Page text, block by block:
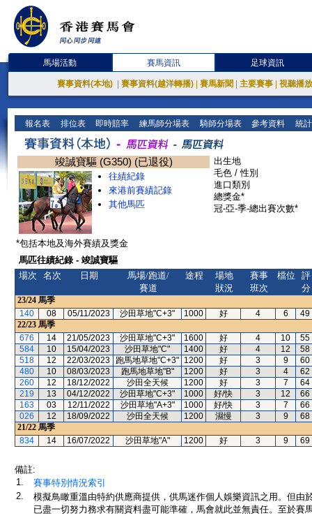
馬場活動 賽馬資訊 足球資訊
賽事資料(本地) 賽事資料(越洋轉播) 賽馬新聞 主要賽事 視聽播
報名表 排位表 即時賠率 練馬師分場表 騎師分場表 參考資料 統
竣誠寶驅 (G350) (已退役)
往績紀錄
來港前賽績記錄
其他馬匹
出生地
毛色 / 性別
進口類別
總獎金*
冠-亞-季-總出賽次數*
*包括本地及海外賽績及獎金
馬匹往績紀錄 - 竣誠寶驅
場次
名次 日期
馬場/跑道/
賽道
途程
場地
狀況
賽事
班次
檔位
評
分
23/24 馬季
140
08 05/11/2023 沙田草地"C+3" 1000 好 4 6
49
22/23 馬季
676
14 21/05/2023 沙田草地"C+3" 1600 好 4 10
55
584
10 15/04/2023 沙田草地"C" 1400 好 4 12
58
518
12 22/03/2023 跑馬地草地"C+3" 1200 好 3 9
60
480
10 08/03/2023 跑馬地草地"B" 1200 好 3 4
62
260
12 18/12/2022 沙田全天候 1200 好 3 7
64
219
13 04/12/2022 沙田草地"C+3" 1000 好/快 3 12
66
163
03 12/11/2022 沙田草地"A+3" 1000 好/快 3 7
66
026
12 18/09/2022 沙田全天候 1200 濕慢 3 9
68
21/22 馬季
834
14 16/07/2022 沙田草地"A" 1200 好 3 9 69
備註:
1.
賽事特別情況索引
2.
模擬鳥瞰重溫由特約供應商提供，供馬迷作個人娛樂資訊之用。但
已盡一切努力務求有關資料盡可能準確，馬會就此並無責任。至於賽